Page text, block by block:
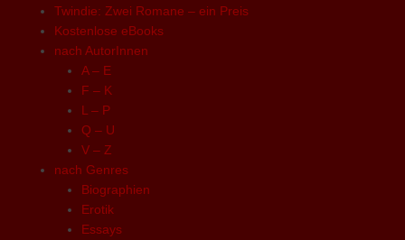
Twindie: Zwei Romane – ein Preis
Kostenlose eBooks
nach AutorInnen
A – E
F – K
L – P
Q – U
V – Z
nach Genres
Biographien
Erotik
Essays